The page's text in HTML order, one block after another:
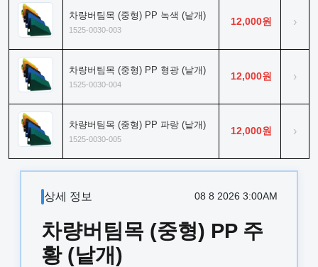
차량버팀목 (중형) PP 녹색 (낱개)
1525-0030-003
12,000원 ›
차량버팀목 (중형) PP 형광 (낱개)
1525-0030-004
12,000원 ›
차량버팀목 (중형) PP 파랑 (낱개)
1525-0030-005
12,000원 ›
상세 정보 08 8 2026 3:00AM
차량버팀목 (중형) PP 주
황 (낱개)